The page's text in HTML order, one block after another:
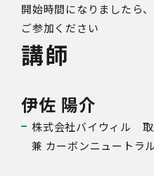
開始時間になりましたら
ご参加ください
講師
伊佐 陽介
株式会社バイウィル 取
兼 カーボンニュートラ